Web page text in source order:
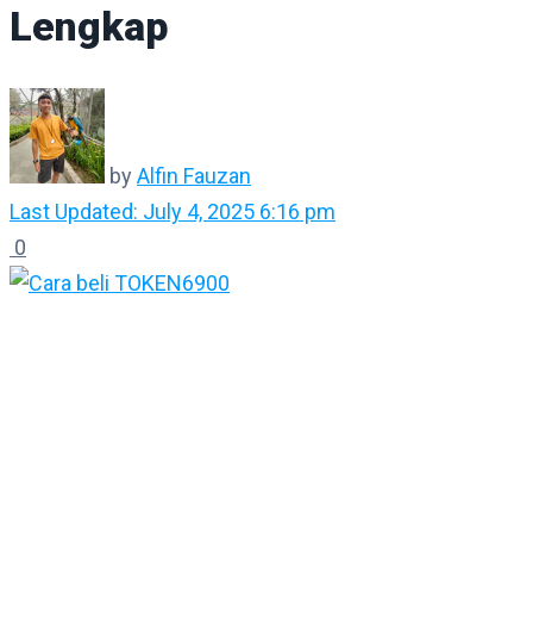
Lengkap
by Alfin Fauzan
Last Updated: July 4, 2025 6:16 pm
0